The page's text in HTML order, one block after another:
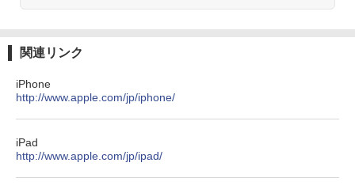
関連リンク
iPhone
http://www.apple.com/jp/iphone/
iPad
http://www.apple.com/jp/ipad/